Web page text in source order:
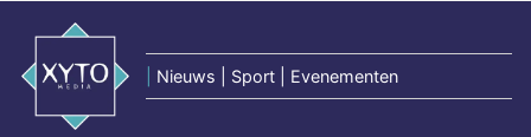
Nieuws | Sport | Evenementen